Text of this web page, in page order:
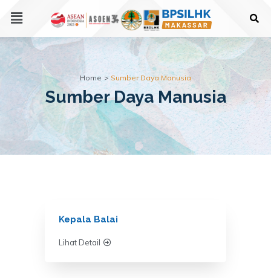
Home Sumber Daya Manusia
Sumber Daya Manusia
Kepala Balai
Lihat Detail